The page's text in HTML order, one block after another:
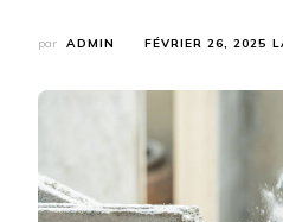
par ADMIN FÉVRIER 26, 2025